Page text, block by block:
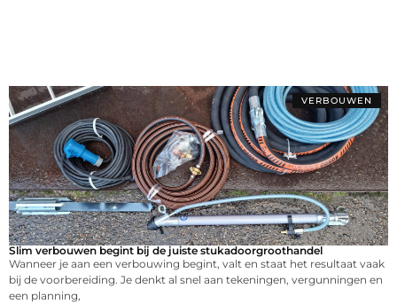
VERBOUWEN
Slim verbouwen begint bij de juiste stukadoorgroothandel
Wanneer je aan een verbouwing begint, valt en staat het resultaat vaak
bij de voorbereiding. Je denkt al snel aan tekeningen, vergunningen en
een planning,